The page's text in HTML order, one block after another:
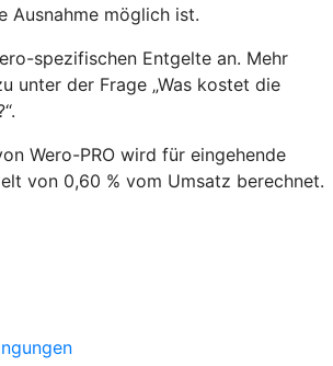
Ausnahme möglich ist.
spezifischen Entgelte an. Mehr
unter der Frage „Was kostet die
Wero-PRO wird für eingehende
von 0,60 % vom Umsatz berechnet.